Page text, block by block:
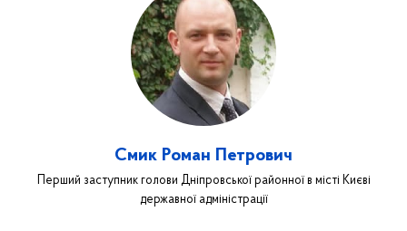
Смик Роман Петрович
Перший заступник голови Дніпровської районної в місті Києві
державної адміністрації